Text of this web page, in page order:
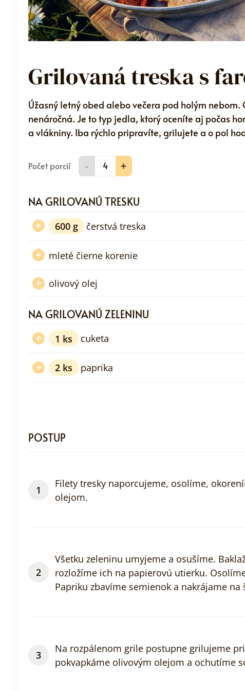
Grilovaná treska s
Úžasný letný obed alebo večera pod holým
nenáročná. Je to typ jedla, ktorý oceníte aj počas
a vlákniny. Iba rýchlo pripravíte, grilujete a o pol
Počet porcií - +
NA GRILOVANÚ TRESKU
600g čerstvá treska
mleté čierne korenie
olivový olej
NA GRILOVANÚ ZELENINU
1 ks cuketa
2ks paprika
POSTUP
Filety tresky naporcujeme, osolíme,
olejom.
Všetku zeleninu umyjeme a osušíme.
rozložíme ich na papierovú utierku.
Papriku zbavíme semienok a nakrájame na
Na rozpálenom grile postupne grilujeme
pokvapkáme olivovým olejom a ochutíme